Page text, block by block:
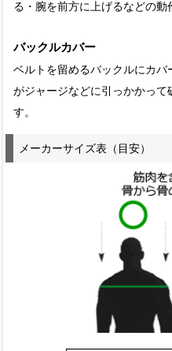
る・腕を前方に上げるなどの動
バックルカバー
ベルトを留めるバックルにカ
がジャージなどに引っかかって
す。
メーカーサイズ表（目安）